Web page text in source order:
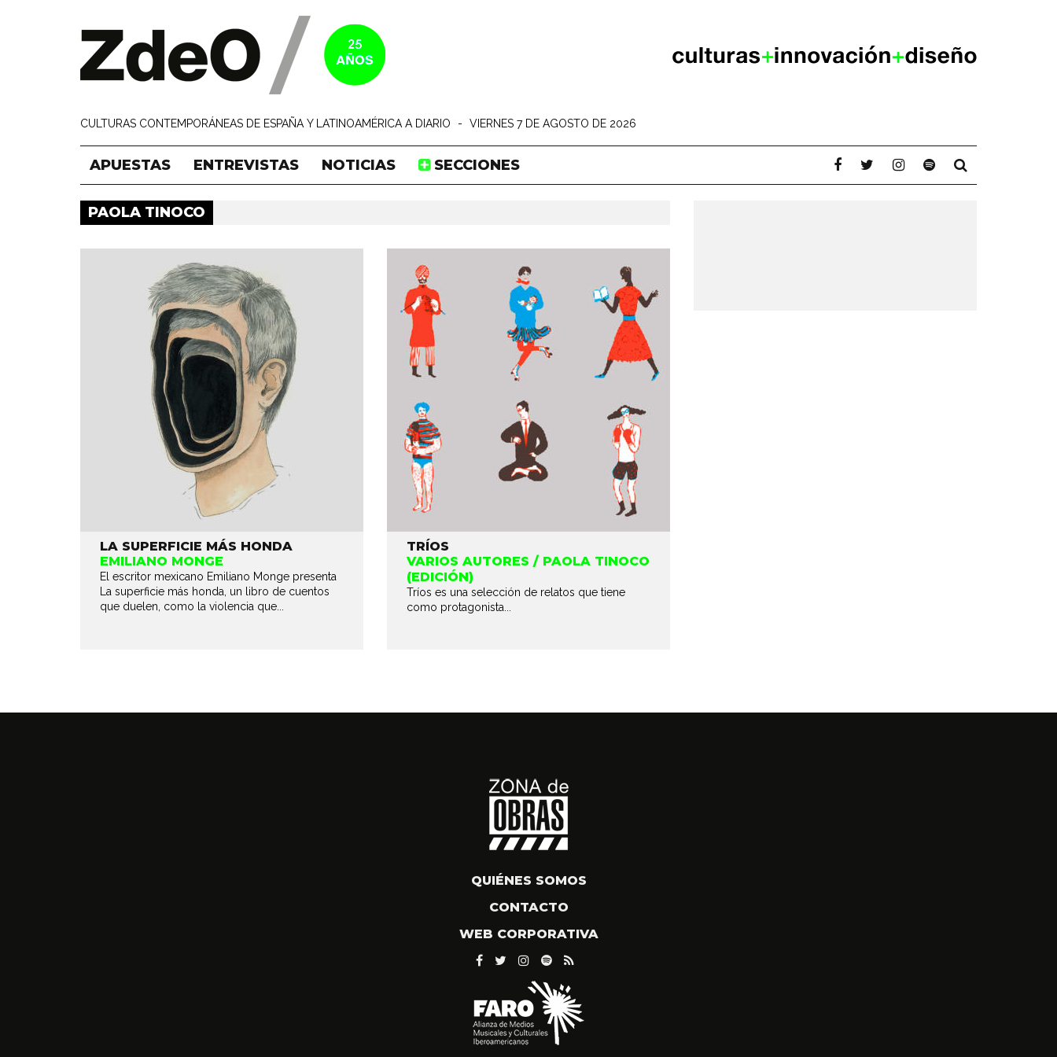
CULTURAS CONTEMPORÁNEAS DE ESPAÑA Y LATINOAMÉRICA A DIARIO - VIERNES 7 DE AGOSTO DE 2026
APUESTAS ENTREVISTAS NOTICIAS SECCIONES
PAOLA TINOCO
LA SUPERFICIE MÁS HONDA
EMILIANO MONGE
El escritor mexicano Emiliano Monge presenta
La superficie más honda, un libro de cuentos
que duelen, como la violencia que...
TRÍOS
VARIOS AUTORES / PAOLA TINOCO
(EDICIÓN)
Tríos es una selección de relatos que tiene
como protagonista...
QUIÉNES SOMOS
CONTACTO
WEB CORPORATIVA